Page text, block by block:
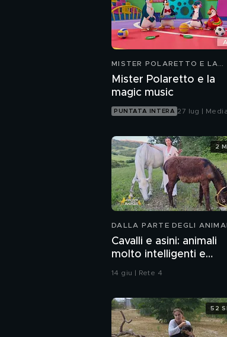
MISTER POLARETTO E LA
Mister Polaretto e la
magic music
PUNTATA INTERA 27 lug |
DALLA PARTE DEGLI
Cavalli e asini: animali
molto intelligenti e
sensibili
14 giu | Rete 4
2
52